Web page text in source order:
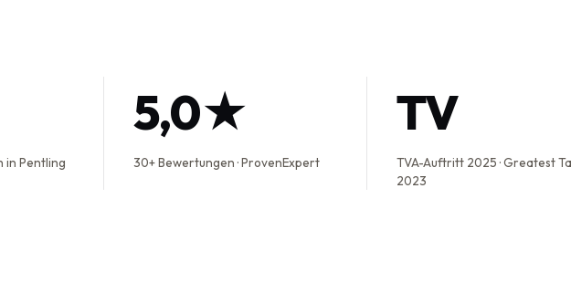
in Pentling
5,0★
30+ Bewertungen · ProvenExpert
TV
TVA-Auftritt 2025 · Greatest
2023